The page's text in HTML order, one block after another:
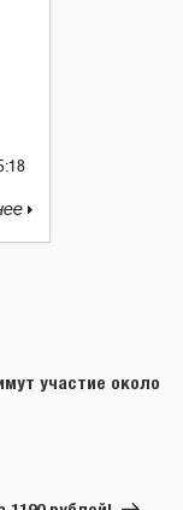
участие около